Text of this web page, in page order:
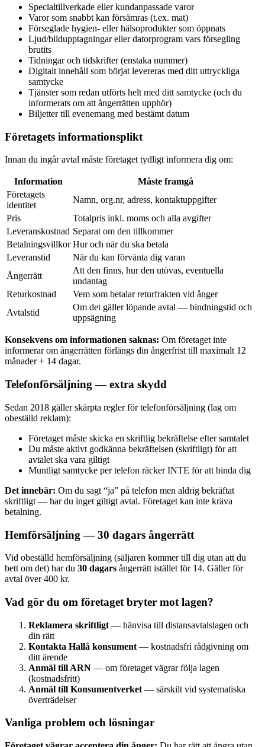
Specialtillverkade eller kundanpassade varor
Varor som snabbt kan försämras (t.ex. mat)
Förseglade hygien- eller hälsoprodukter som öppnats
Ljud/bildupptagningar eller datorprogram vars försegling
brutits
Tidningar och tidskrifter (enstaka nummer)
Digitalt innehåll som börjat levereras med ditt uttryckliga
samtycke
Tjänster som redan utförts helt med ditt samtycke (och du
informerats om att ångerrätten upphör)
Biljetter till evenemang med bestämt datum
Företagets informationsplikt
Innan du ingår avtal måste företaget tydligt informera dig om:
Information
Måste framgå
Företagets
identitet
Namn, org.nr, adress, kontaktuppgifter
Pris
Totalpris inkl. moms och alla avgifter
Leveranskostnad Separat om den tillkommer
Betalningsvillkor Hur och när du ska betala
Leveranstid
När du kan förvänta dig varan
Ångerrätt
Att den finns, hur den utövas, eventuella
undantag
Returkostnad
Vem som betalar returfrakten vid ånger
Avtalstid
Om det gäller löpande avtal — bindningstid och
uppsägning
Konsekvens om informationen saknas: Om företaget inte
informerar om ångerrätten förlängs din ångerfrist till maximalt 12
månader + 14 dagar.
Telefonförsäljning — extra skydd
Sedan 2018 gäller skärpta regler för telefonförsäljning (lag om
obeställd reklam):
Företaget måste skicka en skriftlig bekräftelse efter samtalet
Du måste aktivt godkänna bekräftelsen (skriftligt) för att
avtalet ska vara giltigt
Muntligt samtycke per telefon räcker INTE för att binda dig
Det innebär: Om du sagt “ja” på telefon men aldrig bekräftat
skriftligt — har du inget giltigt avtal. Företaget kan inte kräva
betalning.
Hemförsäljning — 30 dagars ångerrätt
Vid obeställd hemförsäljning (säljaren kommer till dig utan att du
bett om det) har du 30 dagars ångerrätt istället för 14. Gäller för
avtal över 400 kr.
Vad gör du om företaget bryter mot lagen?
Reklamera skriftligt — hänvisa till distansavtalslagen och
din rätt
Kontakta Hallå konsument — kostnadsfri rådgivning om
ditt ärende
Anmäl till ARN — om företaget vägrar följa lagen
(kostnadsfritt)
Anmäl till Konsumentverket — särskilt vid systematiska
överträdelser
Vanliga problem och lösningar